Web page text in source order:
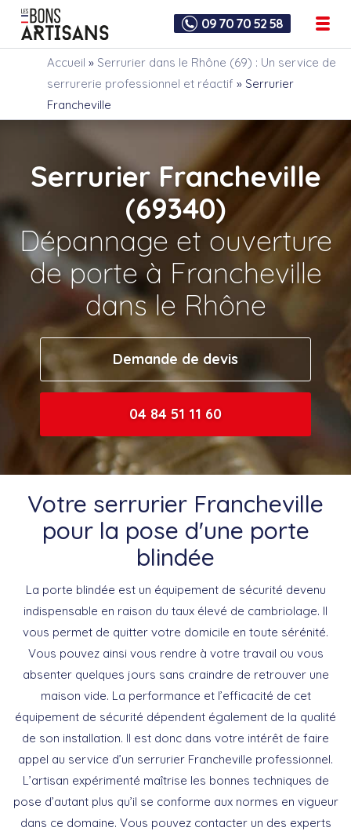
09 70 70 52 58
Accueil » Serrurier dans le Rhône (69) : Un service de
serrurerie professionnel et réactif » Serrurier
Francheville
Serrurier Francheville
(69340)
Dépannage et ouverture
de porte à Francheville
dans le Rhône
Demande de devis
04 84 51 11 60
Votre serrurier Francheville
pour la pose d'une porte
blindée
La porte blindée est un équipement de sécurité devenu
indispensable en raison du taux élevé de cambriolage. Il
vous permet de quitter votre domicile en toute sérénité.
Vous pouvez ainsi vous rendre à votre travail ou vous
absenter quelques jours sans craindre de retrouver une
maison vide. La performance et l’efficacité de cet
équipement de sécurité dépendent également de la qualité
de son installation. Il est donc dans votre intérêt de faire
appel au service d’un serrurier Francheville professionnel.
L’artisan expérimenté maîtrise les bonnes techniques de
pose d’autant plus qu’il se conforme aux normes en vigueur
dans ce domaine. Vous pouvez contacter un des experts